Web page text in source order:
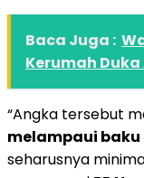
Baca Juga :
Kerumah
“Angka tersebut
melampaui
seharusnya